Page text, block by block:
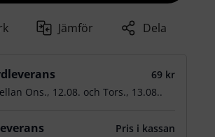
Jämför Dela
69 kr
Ons., 12.08. ochTors., 13.08..
Pris i kassan